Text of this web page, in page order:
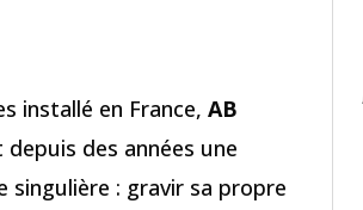
installé en France, AB
des années une
singulière : gravir sa propre